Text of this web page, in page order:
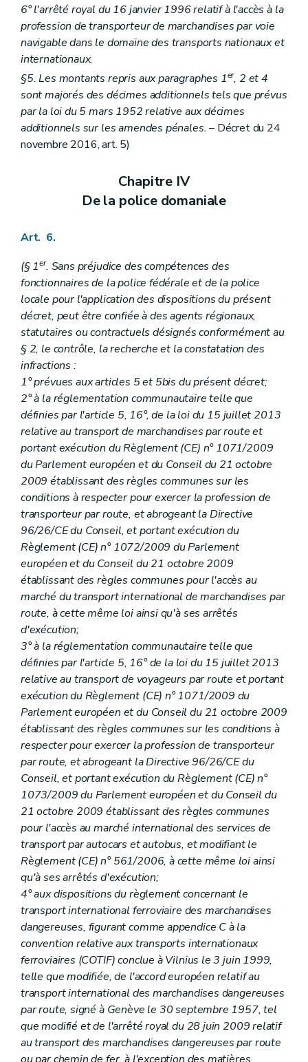
6° l'arrêté royal du 16 janvier 1996 relatif à l'accès à la
profession de transporteur de marchandises par voie
navigable dans le domaine des transports nationaux et
internationaux.
§5. Les montants repris aux paragraphes 1er, 2 et 4
sont majorés des décimes additionnels tels que prévus
par la loi du 5 mars 1952 relative aux décimes
additionnels sur les amendes pénales.– Décret du 24
novembre 2016, art. 5)
Chapitre IV
De la police domaniale
Art. 6.
(§ 1er. Sans préjudice des compétences des
fonctionnaires de la police fédérale et de la police
locale pour l'application des dispositions du présent
décret, peut être confiée à des agents régionaux,
statutaires ou contractuels désignés conformément au
§ 2, le contrôle, la recherche et la constatation des
infractions :
1° prévues aux articles 5 et 5bis du présent décret;
2° à la réglementation communautaire telle que
définies par l'article 5, 16°, de la loi du 15 juillet 2013
relative au transport de marchandises par route et
portant exécution du Règlement (CE) n° 1071/2009
du Parlement européen et du Conseil du 21 octobre
2009 établissant des règles communes sur les
conditions à respecter pour exercer la profession de
transporteur par route, et abrogeant la Directive
96/26/CE du Conseil, et portant exécution du
Règlement (CE) n° 1072/2009 du Parlement
européen et du Conseil du 21 octobre 2009
établissant des règles communes pour l'accès au
marché du transport international de marchandises par
route, à cette même loi ainsi qu'à ses arrêtés
d'exécution;
3° à la réglementation communautaire telle que
définies par l'article 5, 16° de la loi du 15 juillet 2013
relative au transport de voyageurs par route et portant
exécution du Règlement (CE) n° 1071/2009 du
Parlement européen et du Conseil du 21 octobre 2009
établissant des règles communes sur les conditions à
respecter pour exercer la profession de transporteur
par route, et abrogeant la Directive 96/26/CE du
Conseil, et portant exécution du Règlement (CE) n°
1073/2009 du Parlement européen et du Conseil du
21 octobre 2009 établissant des règles communes
pour l'accès au marché international des services de
transport par autocars et autobus, et modifiant le
Règlement (CE) n° 561/2006, à cette même loi ainsi
qu'à ses arrêtés d'exécution;
4° aux dispositions du règlement concernant le
transport international ferroviaire des marchandises
dangereuses, figurant comme appendice C à la
convention relative aux transports internationaux
ferroviaires (COTIF) conclue à Vilnius le 3 juin 1999,
telle que modifiée, de l'accord européen relatif au
transport international des marchandises dangereuses
par route, signé à Genève le 30 septembre 1957, tel
que modifié et de l'arrêté royal du 28 juin 2009 relatif
au transport des marchandises dangereuses par route